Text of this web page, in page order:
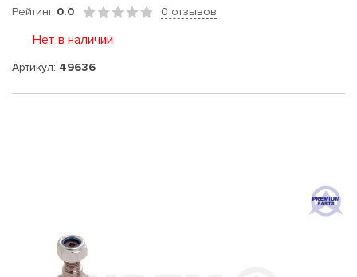
Рейтинг 0.0 0 отзывов
Нет в наличии
Артикул: 49636